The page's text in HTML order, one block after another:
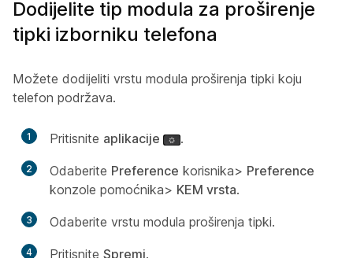
Dodijelite tip modula za proširenje
tipki izborniku telefona
Možete dodijeliti vrstu modula proširenja tipki koju
telefon podržava.
1 Pritisnite aplikacije .
2 Odaberite Preference korisnika> Preference
konzole pomoćnika> KEM vrsta.
3 Odaberite vrstu modula proširenja tipki.
4 Pritisnite Spremi.